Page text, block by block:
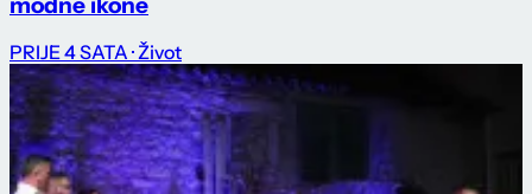
PRIJE 4 SATA · Život